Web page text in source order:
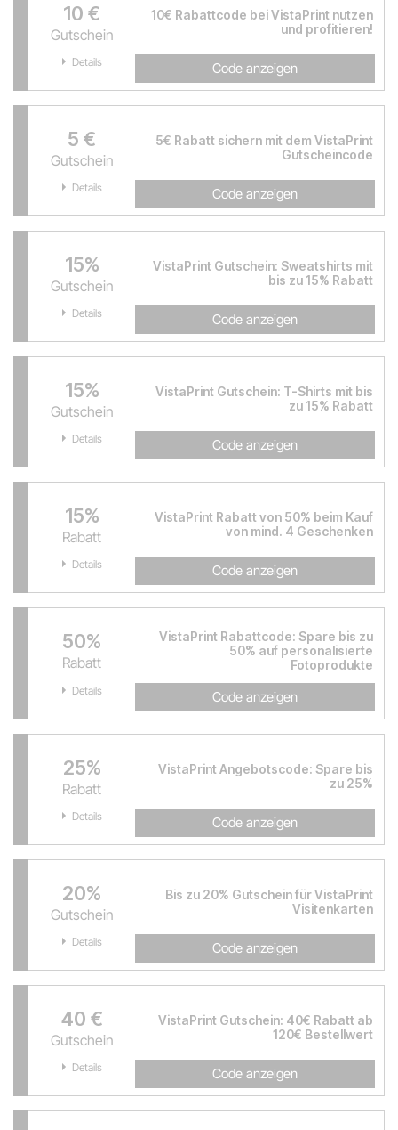
10 €
Gutschein
10€ Rabattcode bei VistaPrint nutzen
und profitieren!
Details Code anzeigen
5 €
Gutschein
5€ Rabatt sichern mit dem VistaPrint
Gutscheincode
Details Code anzeigen
15%
Gutschein
VistaPrint Gutschein: Sweatshirts mit
bis zu 15% Rabatt
Details Code anzeigen
15%
Gutschein
VistaPrint Gutschein: T-Shirts mit bis
zu 15% Rabatt
Details Code anzeigen
15%
Rabatt
VistaPrint Rabatt von 50% beim Kauf
von mind. 4 Geschenken
Details Code anzeigen
50%
Rabatt
VistaPrint Rabattcode: Spare bis zu
50% auf personalisierte
Fotoprodukte
Details Code anzeigen
25%
Rabatt
VistaPrint Angebotscode: Spare bis
zu 25%
Details Code anzeigen
20%
Gutschein
Bis zu 20% Gutschein für VistaPrint
Visitenkarten
Details Code anzeigen
40 €
Gutschein
VistaPrint Gutschein: 40€ Rabatt ab
120€ Bestellwert
Details Code anzeigen